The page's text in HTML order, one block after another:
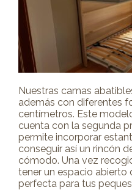
Nuestras camas
además con diferentes
centímetros. Este
cuenta con la segunda
permite incorporar
conseguir así un rincón
cómodo. Una vez
tener un espacio abierto
perfecta para tus